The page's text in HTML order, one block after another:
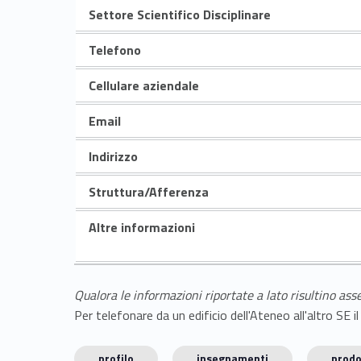
Settore Scientifico Disciplinare
Telefono
Cellulare aziendale
Email
Indirizzo
Struttura/Afferenza
Altre informazioni
Qualora le informazioni riportate a lato risultino
Per telefonare da un edificio dell'Ateneo all'altro